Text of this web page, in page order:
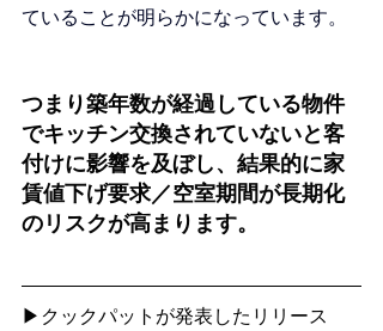
ていることが明らかになっています。
つまり築年数が経過している物件
でキッチン交換されていないと客
付けに影響を及ぼし、結果的に家
賃値下げ要求／空室期間が長期化
のリスクが高まります。
▶クックパットが発表したリリース